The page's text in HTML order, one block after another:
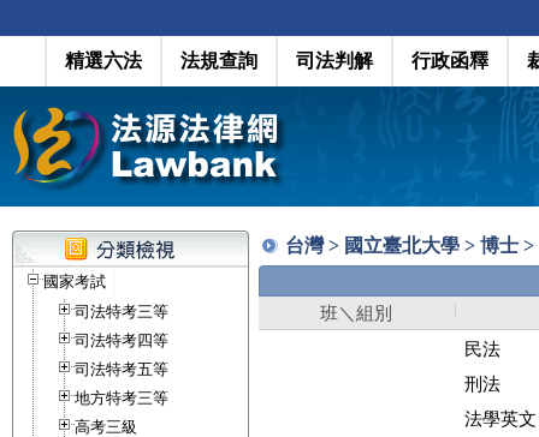
精選六法 法規查詢 司法判解 行政函釋
國家考試
司法特考三等
司法特考四等
司法特考五等
地方特考三等
高考三級
台灣 > 國立臺北大學 > 博士
班＼組別
民法
刑法
法學英文